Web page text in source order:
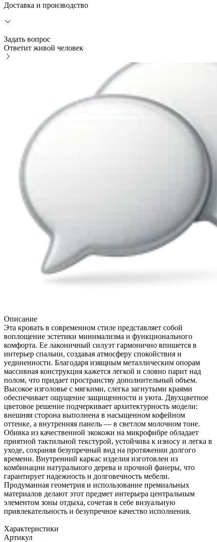
Доставка и производство
Задать вопрос
Ответит живой человек
Описание
Эта кровать в современном стиле представляет собой
воплощение эстетики минимализма и функционального
комфорта. Ее лаконичный силуэт гармонично впишется в
интерьер спальни, создавая атмосферу спокойствия и
уединенности. Благодаря изящным металлическим опорам
массивная конструкция кажется легкой и словно парит над
полом, что придает пространству дополнительный объем.
Высокое изголовье с мягкими, слегка загнутыми краями
обеспечивает ощущение защищенности и уюта. Двухцветное
цветовое решение подчеркивает архитектурность модели:
внешняя сторона выполнена в насыщенном кофейном
оттенке, а внутренняя панель — в светлом молочном тоне.
Обивка из качественной экокожи на микрофибре обладает
приятной тактильной текстурой, устойчива к износу и легка в
уходе, сохраняя безупречный вид на протяжении долгого
времени. Внутренний каркас изделия изготовлен из
комбинации натурального дерева и прочной фанеры, что
гарантирует надежность и долговечность мебели.
Продуманная геометрия и использование премиальных
материалов делают этот предмет интерьера центральным
элементом зоны отдыха, сочетая в себе визуальную
привлекательность и безупречное качество исполнения.
Характеристики
Артикул